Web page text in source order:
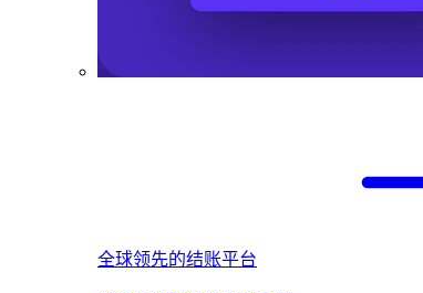
全球领先的结账平台